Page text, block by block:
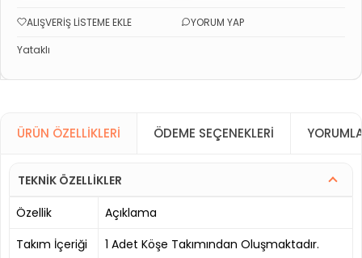
ALIŞVERIŞ LISTEME EKLE
YORUM YAP
Yataklı
ÜRÜN ÖZELLIKLERI ÖDEME SEÇENEKLERI
TEKNİK ÖZELLİKLER
Özellik
Açıklama
Takım İçeriği
1 Adet Köşe Takımından Oluşmaktadır.